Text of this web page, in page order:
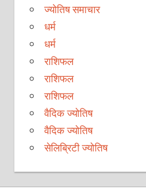
ज्योतिष समाचार
धर्म
धर्म
राशिफल
राशिफल
राशिफल
वैदिक ज्योतिष
वैदिक ज्योतिष
सेलिब्रिटी ज्योतिष